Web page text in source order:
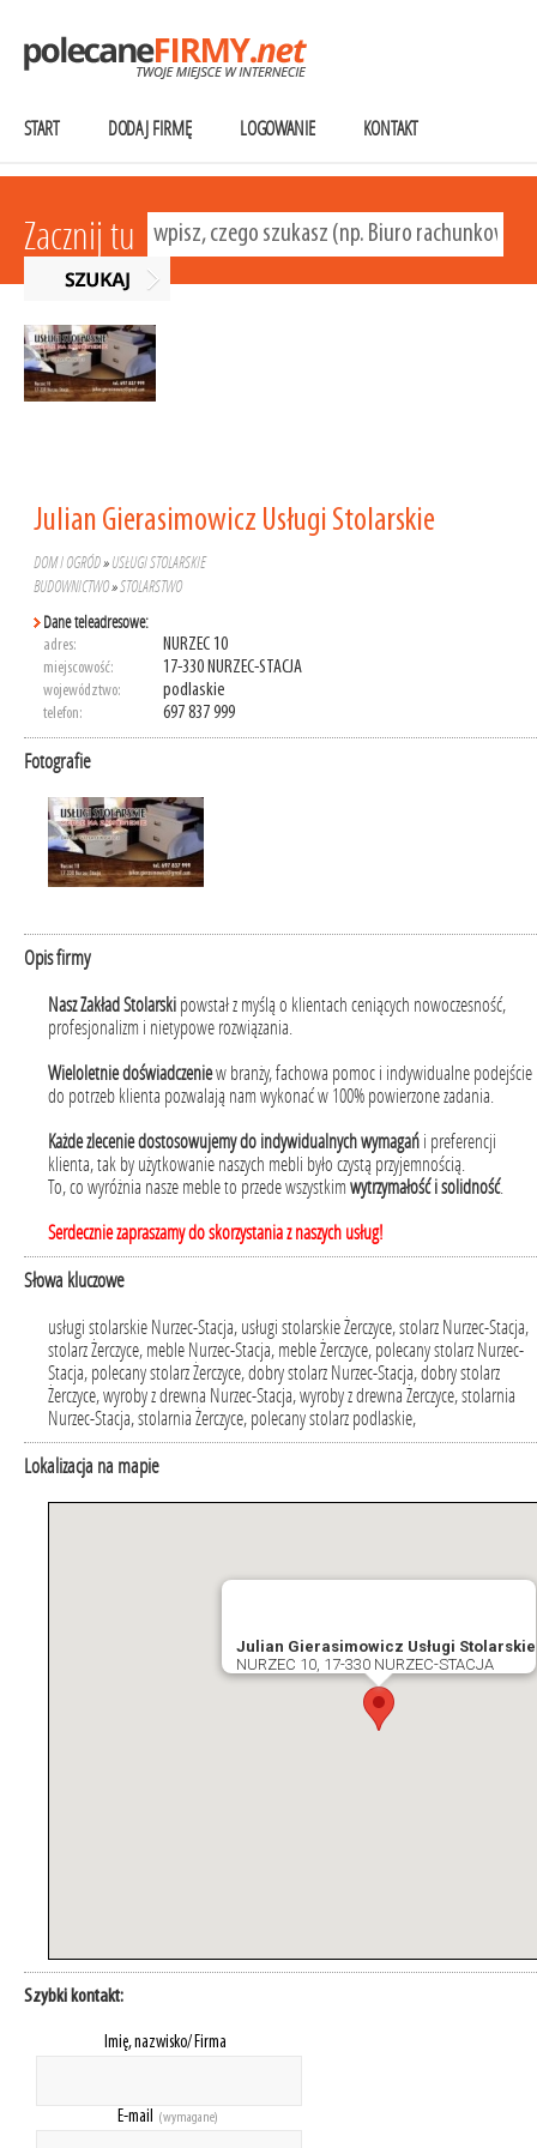
START DODAJ FIRMĘ LOGOWANIE KONTAKT
Zacznij tu
Julian Gierasimowicz Usługi Stolarskie
DOM I OGRÓD» USŁUGI STOLARSKIE
BUDOWNICTWO»STOLARSTWO
Dane teleadresowe:
adres: NURZEC 10
miejscowość: 17-330 NURZEC-STACJA
województwo: podlaskie
telefon: 697 837 999
Fotografie
Opis firmy
Nasz Zakład Stolarski powstał z myślą o klientach ceniących nowoczesność,
profesjonalizm i nietypowe rozwiązania.
Wieloletnie doświadczeniew branży, fachowa pomoc i indywidualne podejście
do potrzeb klienta pozwalają nam wykonać w 100% powierzone zadania.
Każde zlecenie dostosowujemy do indywidualnych wymagań i preferencji
klienta, tak by użytkowanie naszych mebli było czystą przyjemnością.
To, co wyróżnia nasze meble to przede wszystkim wytrzymałość i solidność.
Serdecznie zapraszamy do skorzystania z naszych usług!
Słowa kluczowe
usługi stolarskie Nurzec-Stacja, usługi stolarskie Żerczyce, stolarz Nurzec-Stacja,
stolarz Żerczyce, meble Nurzec-Stacja, meble Żerczyce, polecany stolarz Nurzec-
Stacja, polecany stolarz Żerczyce, dobry stolarz Nurzec-Stacja, dobry stolarz
Żerczyce, wyroby z drewna Nurzec-Stacja, wyroby z drewna Żerczyce, stolarnia
Nurzec-Stacja, stolarnia Żerczyce, polecany stolarz podlaskie,
Lokalizacja na mapie
Julian Gierasimowicz Usługi Stolarskie
NURZEC 10, 17-330 NURZEC-STACJA
Szybki kontakt:
Imię, nazwisko/ Firma
E-mail (wymagane)